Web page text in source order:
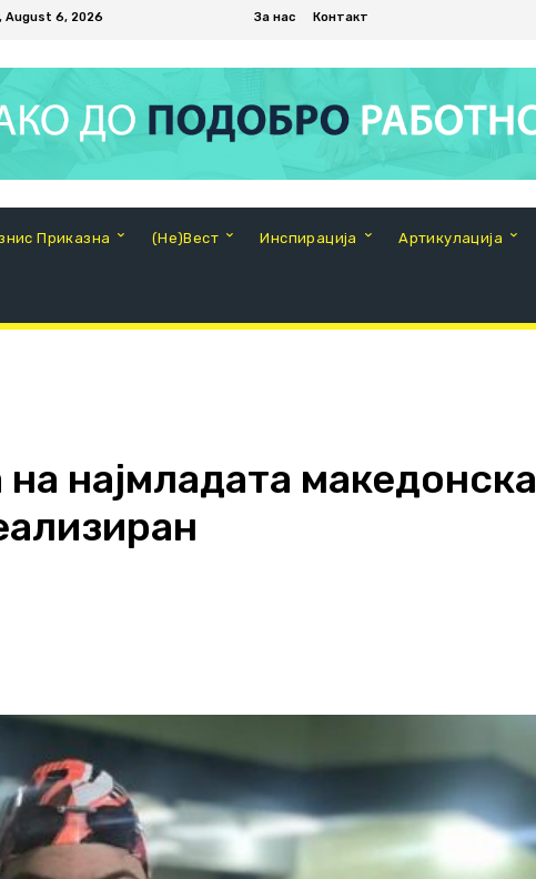
August 6, 2026 За нас Контакт
Приказна (Не)Вест Инспирација Артикулација
најмладата македонска